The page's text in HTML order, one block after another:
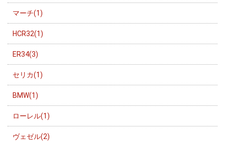
マーチ(1)
HCR32(1)
ER34(3)
セリカ(1)
BMW(1)
ローレル(1)
ヴェゼル(2)